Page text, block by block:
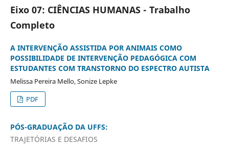
Eixo 07: CIÊNCIAS HUMANAS - Trabalho
Completo
A INTERVENÇÃO ASSISTIDA POR ANIMAIS COMO
POSSIBILIDADE DE INTERVENÇÃO PEDAGÓGICA COM
ESTUDANTES COM TRANSTORNO DO ESPECTRO AUTISTA
Melissa Pereira Mello, Sonize Lepke
PDF
PÓS-GRADUAÇÃO DA UFFS:
TRAJETÓRIAS E DESAFIOS